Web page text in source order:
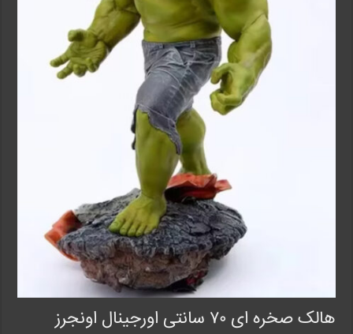
هالک صخره ای ۷۰ سانتی اورجینال اونجرز